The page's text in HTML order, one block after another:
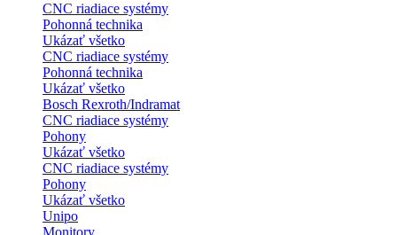
CNC riadiace systémy
Pohonná technika
Ukázať všetko
CNC riadiace systémy
Pohonná technika
Ukázať všetko
Bosch Rexroth/Indramat
CNC riadiace systémy
Pohony
Ukázať všetko
CNC riadiace systémy
Pohony
Ukázať všetko
Unipo
Monitory